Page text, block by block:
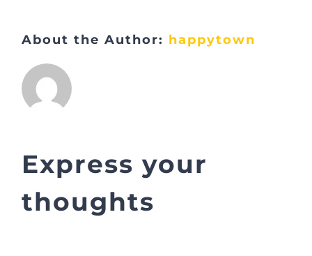
publicado)
About the Author: happytown
Express your
thoughts